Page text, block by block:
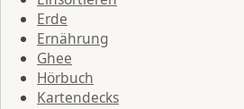
Erde
Ernährung
Ghee
Hörbuch
Kartendecks